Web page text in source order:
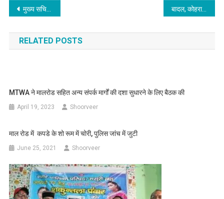
Post
navigation
मुख्य सचिव ने ग्लोबल इन्वेस्टर्स समिट-2023 की तैयारियों के सम्बन्ध में बैठक ली बादल, कोहरा व बारिश से पर्यटन नगरी मसूरी ठिठुरी
RELATED POSTS
MTWA ने मालरोड सहित अन्य संपर्क मार्गों की दशा सुधारने के लिए बैठक की
April 19, 2023 Shoorveer
माल रोड में कपडे के शो रूम में चोरी, पुलिस जांच में जुटी
June 25, 2021 Shoorveer